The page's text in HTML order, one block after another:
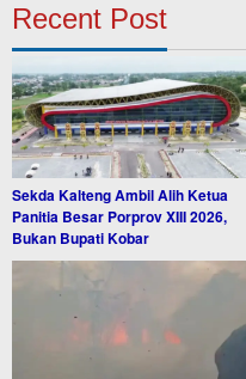
Recent Post
Sekda Kalteng Ambil Alih Ketua
Panitia Besar Porprov XIII 2026,
Bukan Bupati Kobar